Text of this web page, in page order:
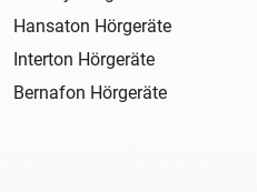
Hansaton Hörgeräte
Interton Hörgeräte
Bernafon Hörgeräte